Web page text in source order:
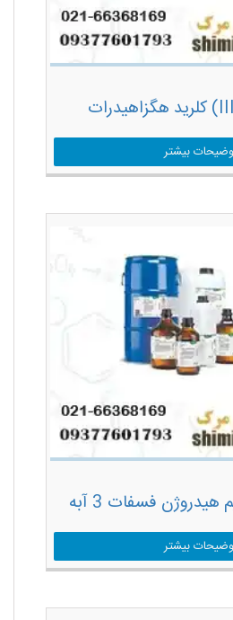
بیشتر
فسفات 3 آبه
بیشتر